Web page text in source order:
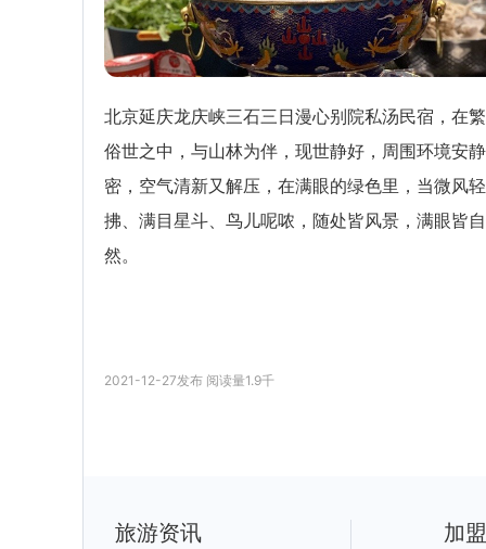
北京延庆龙庆峡三石三日漫心别院私汤民宿，在
俗世之中，与山林为伴，现世静好，周围环境安
密，空气清新又解压，在满眼的绿色里，当微风轻
拂、满目星斗、鸟儿呢哝，随处皆风景，满眼皆自
然。
2021-12-27发布 阅读量1.9千
旅游资讯 加